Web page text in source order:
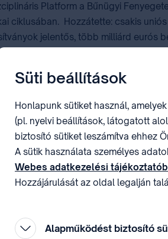
Platform a Bűnügyi
ciklusában. Hozzátette: csakis
jelentős, több milliárd
hogy a tengeren szállított hamis
a hamisított áruk fő forrásainak
Királyságon keresztül jutott az
importálnak,
68. közgyűléssorozata
Süti beállítások
Honlapunk sütiket használ,
(pl. nyelvi beállítások, látogatott
biztosító sütiket leszámítva ehhez
A sütik használata személyes
Webes adatkezelési
Hozzájárulását az oldal legalján
Alapműködést biztosító